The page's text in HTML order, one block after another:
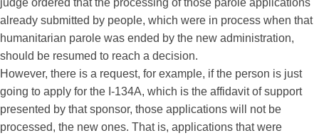
judge ordered that the processing of those parole applications
already submitted by people, which were in process when that
humanitarian parole was ended by the new administration,
should be resumed to reach a decision.
However, there is a request, for example, if the person is just
going to apply for the I-134A, which is the affidavit of support
presented by that sponsor, those applications will not be
processed, the new ones. That is, applications that were